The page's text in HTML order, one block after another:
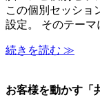
この個別セッショ
設定。 そのテー
続きを読む ≫
お客様を動かす「